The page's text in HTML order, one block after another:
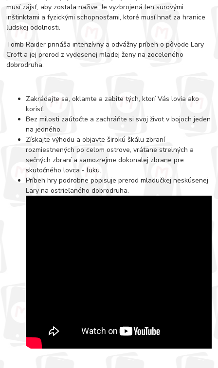
musí zájsť, aby zostala nažive. Je vyzbrojená len surovými
inštinktami a fyzickými schopnosťami, ktoré musí hnať za hranice
ľudskej odolnosti.
Tomb Raider prináša intenzívny a odvážny príbeh o pôvode Lary
Croft a jej prerod z vydesenej mladej ženy na zoceleného
dobrodruha.
Zakrádajte sa, oklamte a zabite tých, ktorí Vás lovia ako
korisť.
Bez milosti zaútočte a zachráňte si svoj život v bojoch jeden
na jedného.
Získajte výhodu a objavte širokú škálu zbraní
rozmiestnených po celom ostrove, vrátane strelných a
sečných zbraní a samozrejme dokonalej zbrane pre
skutočného lovca - luku.
Príbeh hry podrobne popisuje prerod mladučkej neskúsenej
Lary na ostrieľaného dobrodruha.